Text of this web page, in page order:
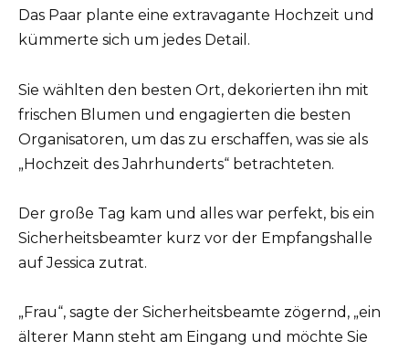
Das Paar plante eine extravagante Hochzeit und
kümmerte sich um jedes Detail.
Sie wählten den besten Ort, dekorierten ihn mit
frischen Blumen und engagierten die besten
Organisatoren, um das zu erschaffen, was sie als
„Hochzeit des Jahrhunderts“ betrachteten.
Der große Tag kam und alles war perfekt, bis ein
Sicherheitsbeamter kurz vor der Empfangshalle
auf Jessica zutrat.
„Frau“, sagte der Sicherheitsbeamte zögernd, „ein
älterer Mann steht am Eingang und möchte Sie